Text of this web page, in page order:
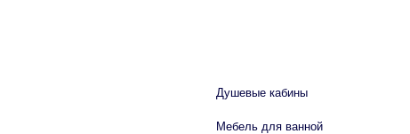
Душевые кабины
Мебель для ванной